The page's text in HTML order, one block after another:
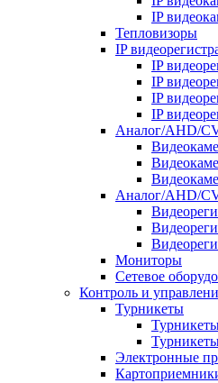
IP
Тепловизоры
IP
IP
IP
IP
IP
Аналог/AHD/
Аналог/AHD/
Мониторы
Сетевое
Контроль и
Турникеты
Электронные